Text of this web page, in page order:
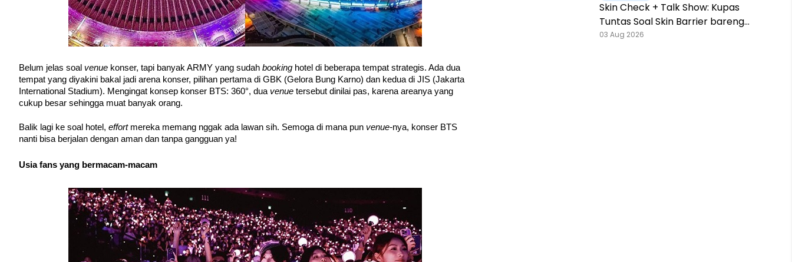
Belum jelas soal venue konser, tapi banyak ARMY yang sudah booking hotel di beberapa tempat strategis. Ada dua
tempat yang diyakini bakal jadi arena konser, pilihan pertama di GBK (Gelora Bung Karno) dan kedua di JIS (Jakarta
International Stadium). Mengingat konsep konser BTS: 360°, dua venue tersebut dinilai pas, karena areanya yang
cukup besar sehingga muat banyak orang.
Balik lagi ke soal hotel, effort mereka memang nggak ada lawan sih. Semoga di mana pun venue-nya, konser BTS
nanti bisa berjalan dengan aman dan tanpa gangguan ya!
Usia fans yang bermacam-macam
Skin Check + Talk Show: Kupas
Tuntas Soal Skin Barrier bareng
Pestlo dan Skintention!
03 Aug 2026